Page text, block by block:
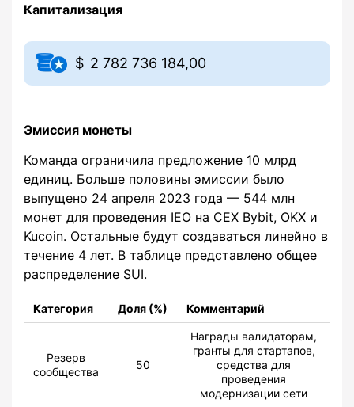
Капитализация
2 782 736 184,00
Эмиссия монеты
Команда ограничила предложение 10 млрд
единиц. Больше половины эмиссии было
выпущено 24 апреля 2023 года — 544 млн
монет для проведения IEO на CEX Bybit, OKX и
Kucoin. Остальные будут создаваться линейно в
течение 4 лет. В таблице представлено общее
распределение SUI.
Категория Доля (%) Комментарий
Резерв
сообщества
50
Награды валидаторам,
гранты для стартапов,
средства для
проведения
модернизации сети